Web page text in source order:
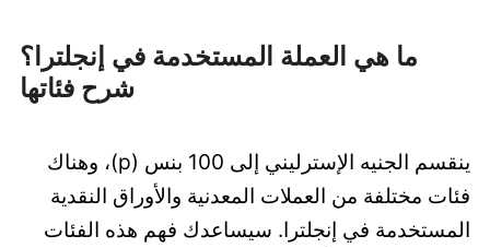
ما هي العملة المستخدمة في إنجلترا؟
شرح فئاتها
ينقسم الجنيه الإسترليني إلى 100 بنس (p)، وهناك
فئات مختلفة من العملات المعدنية والأوراق النقدية
المستخدمة في إنجلترا. سيساعدك فهم هذه الفئات